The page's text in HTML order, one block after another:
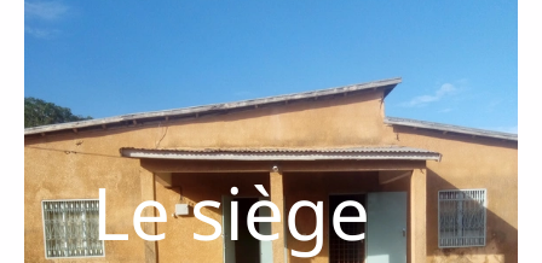
Le siège